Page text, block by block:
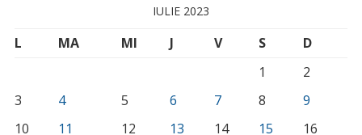
IULIE 2023
L MA MI J V S
D
1
2
3
4 5 6 7 8
9
10
11 12 13 14 15 16